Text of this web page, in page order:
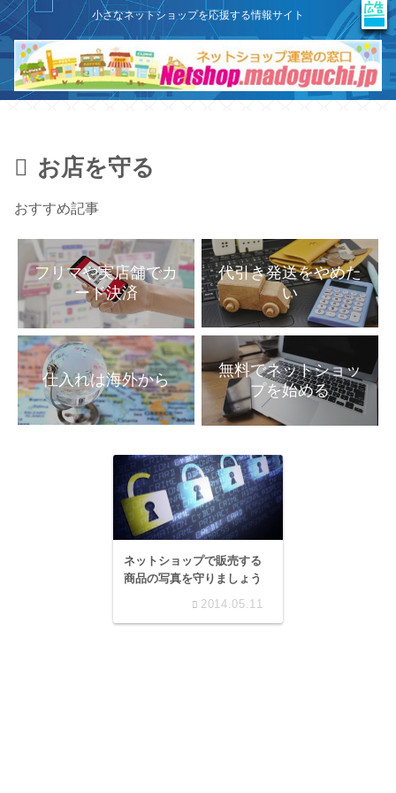
X
このサイトはプロモーションを含みます
小さなネットショップを応援する情報サイト
お店を守る
おすすめ記事
フリマや実店舗でカ
ード決済
代引き発送をやめた
い
仕入れは海外から
無料でネットショッ
プを始める
ネットショップで販売する
商品の写真を守りましょう
2014.05.11